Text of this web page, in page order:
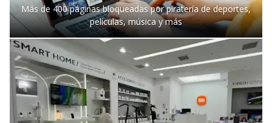
Más de 400 páginas bloqueadas por piratería de deportes,
películas, música y más